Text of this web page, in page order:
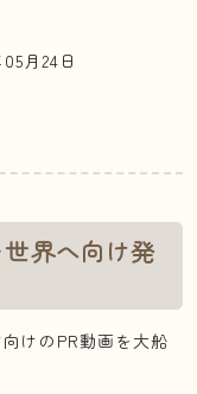
月24日
界へ向け発
けのPR動画を大船